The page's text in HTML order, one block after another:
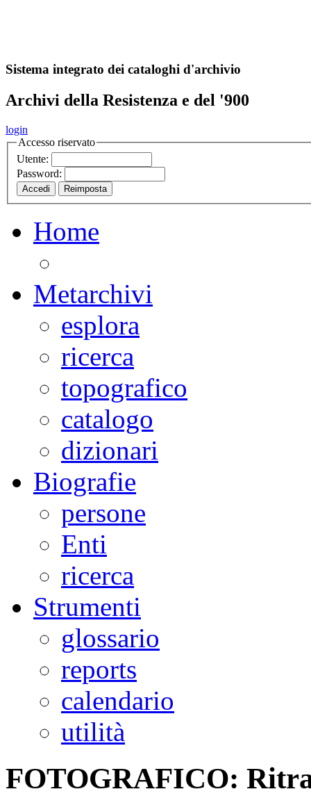
Sistema integrato dei cataloghi d'archivio
Archivi della Resistenza e del '900
login
Accesso riservato
Utente:
Password:
Home
Metarchivi
esplora
ricerca
topografico
catalogo
dizionari
Biografie
persone
Enti
ricerca
Strumenti
glossario
reports
calendario
utilità
FOTOGRAFICO: